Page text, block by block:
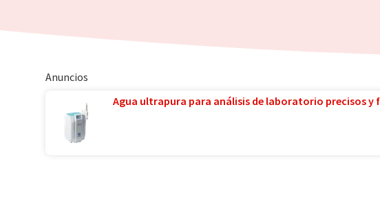
Anuncios
Agua ultrapura para análisis de laboratorio precisos y